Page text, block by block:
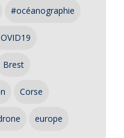
#océanographie
Brest
Corse
europe